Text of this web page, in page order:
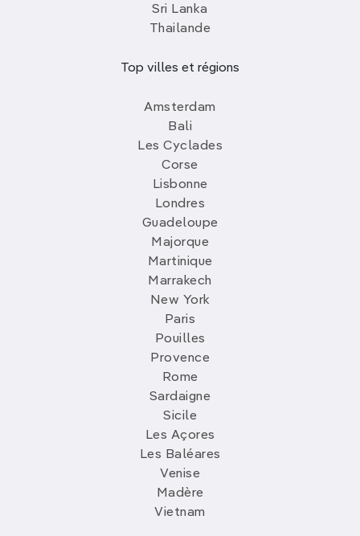
Sri Lanka
Thailande
Top villes et régions
Amsterdam
Bali
Les Cyclades
Corse
Lisbonne
Londres
Guadeloupe
Majorque
Martinique
Marrakech
New York
Paris
Pouilles
Provence
Rome
Sardaigne
Sicile
Les Açores
Les Baléares
Venise
Madère
Vietnam